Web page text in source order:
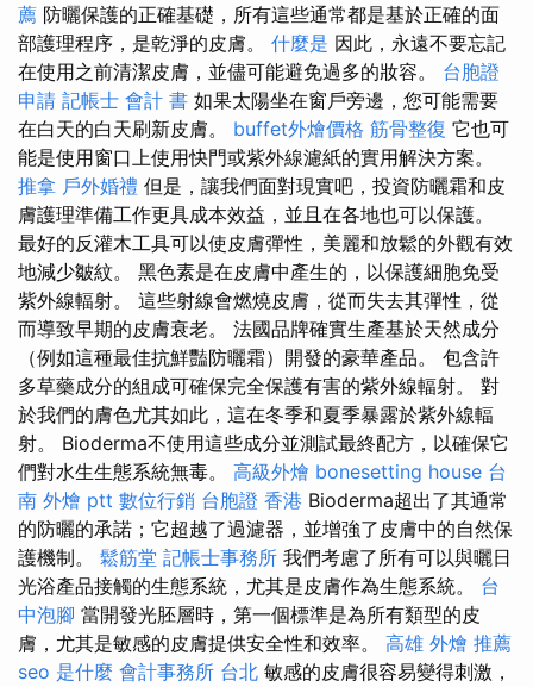
薦 防曬保護的正確基礎，所有這些通常都是基於正確的面
部護理程序，是乾淨的皮膚。 什麼是 因此，永遠不要忘記
在使用之前清潔皮膚，並儘可能避免過多的妝容。 台胞證
申請 記帳士 會計 書 如果太陽坐在窗戶旁邊，您可能需要
在白天的白天刷新皮膚。 buffet外燴價格 筋骨整復 它也可
能是使用窗口上使用快門或紫外線濾紙的實用解決方案。
推拿 戶外婚禮 但是，讓我們面對現實吧，投資防曬霜和皮
膚護理準備工作更具成本效益，並且在各地也可以保護。
最好的反灌木工具可以使皮膚彈性，美麗和放鬆的外觀有效
地減少皺紋。 黑色素是在皮膚中產生的，以保護細胞免受
紫外線輻射。 這些射線會燃燒皮膚，從而失去其彈性，從
而導致早期的皮膚衰老。 法國品牌確實生產基於天然成分
（例如這種最佳抗鮮豔防曬霜）開發的豪華產品。 包含許
多草藥成分的組成可確保完全保護有害的紫外線輻射。 對
於我們的膚色尤其如此，這在冬季和夏季暴露於紫外線輻
射。 Bioderma不使用這些成分並測試最終配方，以確保它
們對水生生態系統無毒。 高級外燴 bonesetting house 台
南 外燴 ptt 數位行銷 台胞證 香港 Bioderma超出了其通常
的防曬的承諾；它超越了過濾器，並增強了皮膚中的自然保
護機制。 鬆筋堂 記帳士事務所 我們考慮了所有可以與曬日
光浴產品接觸的生態系統，尤其是皮膚作為生態系統。 台
中泡腳 當開發光胚層時，第一個標準是為所有類型的皮
膚，尤其是敏感的皮膚提供安全性和效率。 高雄 外燴 推薦
seo 是什麼 會計事務所 台北 敏感的皮膚很容易變得刺激，